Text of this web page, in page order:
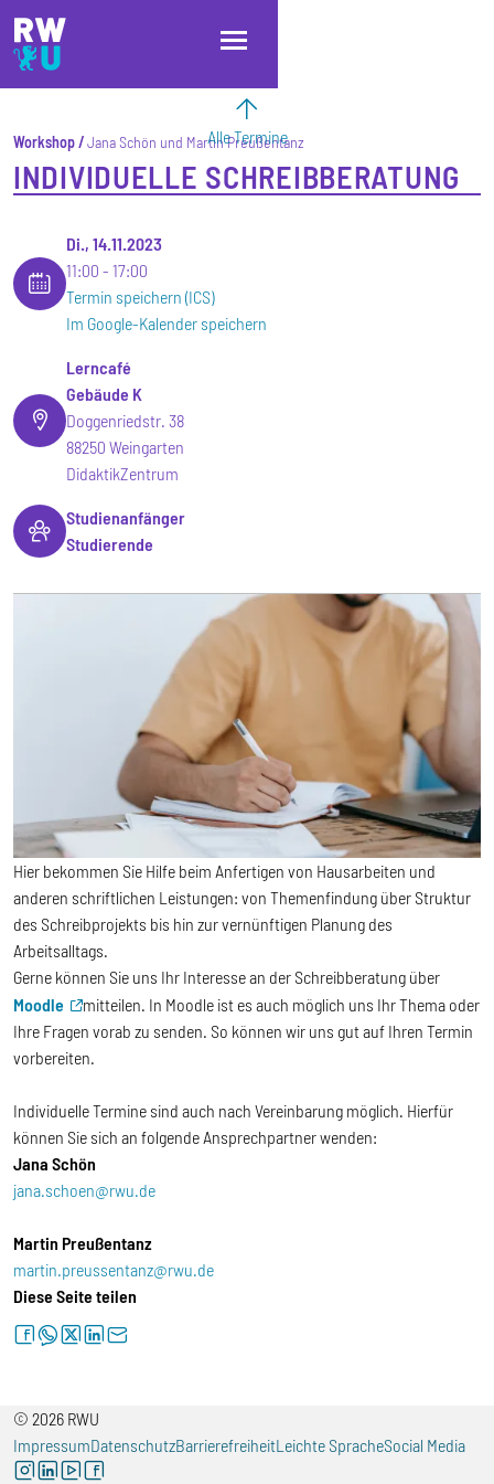
Direkt zum Inhalt
Direkt zur Hauptnavigation
Direkt zum Fußbereich
Alle Termine
Workshop Jana Schön und Martin Preußentanz
INDIVIDUELLE SCHREIBBERATUNG
Di., 14.11.2023
11:00
17:00
Termin speichern (ICS)
Im Google-Kalender speichern
Lerncafé
Gebäude K
Doggenriedstr. 38
88250 Weingarten
DidaktikZentrum
Studienanfänger
Studierende
Hier bekommen Sie Hilfe beim Anfertigen von Hausarbeiten und
anderen schriftlichen Leistungen: von Themenfindung über Struktur
des Schreibprojekts bis hin zur vernünftigen Planung des
Arbeitsalltags.
Gerne können Sie uns Ihr Interesse an der Schreibberatung über
Moodle
mitteilen. In Moodle ist es auch möglich uns Ihr Thema oder
Ihre Fragen vorab zu senden. So können wir uns gut auf Ihren Termin
vorbereiten.
Individuelle Termine sind auch nach Vereinbarung möglich. Hierfür
können Sie sich an folgende Ansprechpartner wenden:
Jana Schön
jana.schoen@rwu.de
Martin Preußentanz
martin.preussentanz@rwu.de
Diese Seite teilen
facebookwhatsapptwitterlinkedinletter
© 2026 RWU
ImpressumDatenschutzBarrierefreiheitLeichte SpracheSocial Media
instagramlinkedinyoutubefacebook